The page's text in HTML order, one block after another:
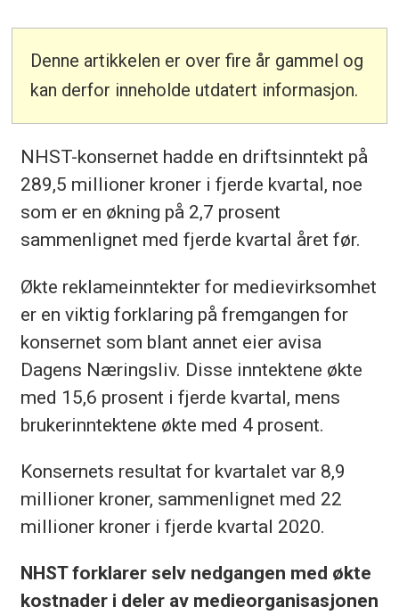
Denne artikkelen er over fire år gammel og
kan derfor inneholde utdatert informasjon.
NHST-konsernet hadde en driftsinntekt på
289,5 millioner kroner i fjerde kvartal, noe
som er en økning på 2,7 prosent
sammenlignet med fjerde kvartal året før.
Økte reklameinntekter for medievirksomhet
er en viktig forklaring på fremgangen for
konsernet som blant annet eier avisa
Dagens Næringsliv. Disse inntektene økte
med 15,6 prosent i fjerde kvartal, mens
brukerinntektene økte med 4 prosent.
Konsernets resultat for kvartalet var 8,9
millioner kroner, sammenlignet med 22
millioner kroner i fjerde kvartal 2020.
NHST forklarer selv nedgangen med økte
kostnader i deler av medieorganisasjonen